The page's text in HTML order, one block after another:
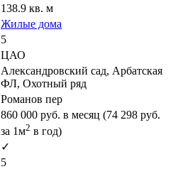
138.9 кв. м
Жилые дома
5
ЦАО
Александровский сад, Арбатская
ФЛ, Охотный ряд
Романов пер
860 000 руб. в месяц (74 298 руб.
за 1м2 в год)
✓
5